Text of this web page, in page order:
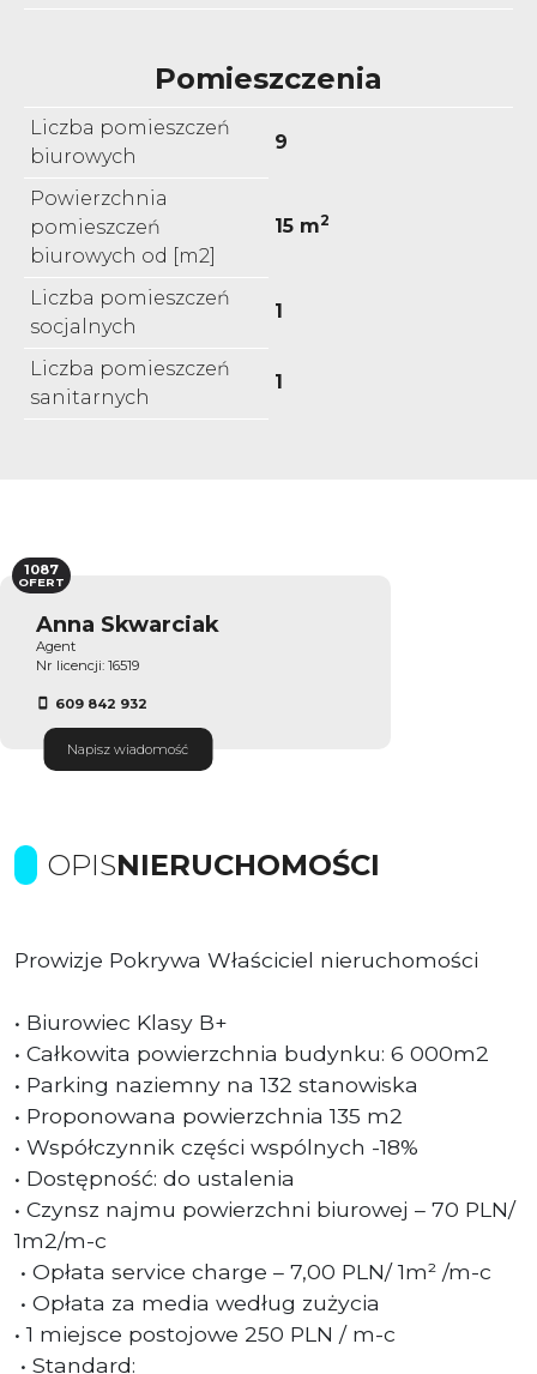
Pomieszczenia
Liczba pomieszczeń
biurowych
9
Powierzchnia
pomieszczeń
biurowych od [m2]
15 m2
Liczba pomieszczeń
socjalnych
1
Liczba pomieszczeń
sanitarnych
1
Anna Skwarciak
Agent
Nr licencji: 16519
609 842 932
Napisz wiadomość
1087
OFERT
OPISNIERUCHOMOŚCI
Prowizje Pokrywa Właściciel nieruchomości
• Biurowiec Klasy B+
• Całkowita powierzchnia budynku: 6 000m2
• Parking naziemny na 132 stanowiska
• Proponowana powierzchnia 135 m2
• Współczynnik części wspólnych -18%
• Dostępność: do ustalenia
• Czynsz najmu powierzchni biurowej – 70 PLN/
1m2/m-c
• Opłata service charge – 7,00 PLN/ 1m² /m-c
• Opłata za media według zużycia
• 1 miejsce postojowe 250 PLN / m-c
• Standard: